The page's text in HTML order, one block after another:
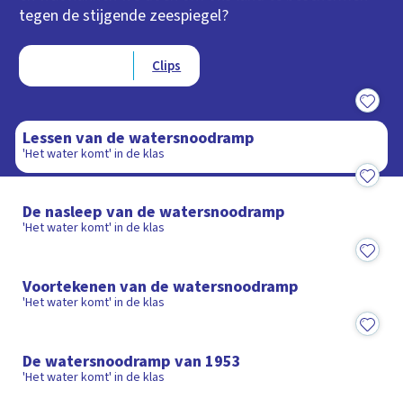
tegen de stijgende zeespiegel?
Type videos
Clips
Lessen van de watersnoodramp
'Het water komt' in de klas
De nasleep van de watersnoodramp
'Het water komt' in de klas
8:43
Voortekenen van de watersnoodramp
'Het water komt' in de klas
De watersnoodramp van 1953
'Het water komt' in de klas